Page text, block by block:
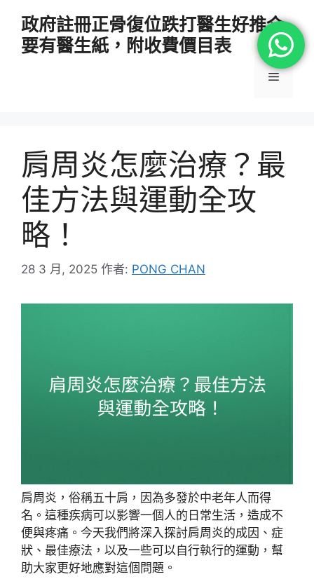
政府註冊正骨復位跌打醫生好推介
要有醫生紙，附收費價目表
選
肩周炎怎麼治療？最
佳方法與運動全攻
略！
28 3 月, 2025 作者: PONG CHAN
肩周炎，俗稱五十肩，因為多發於中老年人而得
名。這種疾病可以影響一個人的日常生活，造成不
便與疼痛。今天我們將深入探討肩周炎的成因、症
狀、最佳療法，以及一些可以自行執行的運動，幫
助大家更好地應對這個問題。